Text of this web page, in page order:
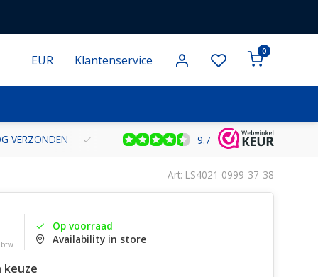
EUR Klantenservice
0
VERZONDEN GRATIS VERZENDING VANAF € 100 BINNEN
9.7
Art: LS4021 0999-37-38
btw
Op voorraad
Availability in store
keuze